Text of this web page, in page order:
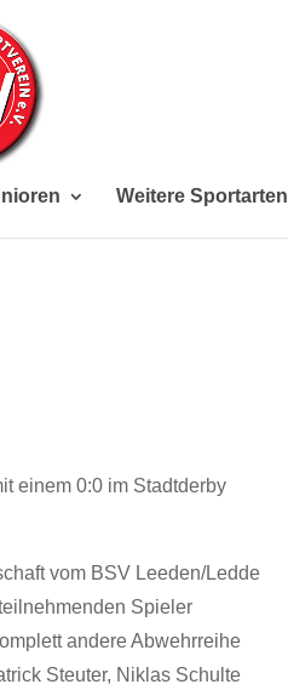
Weitere Sportarten
einem 0:0 im Stadtderby
vom BSV Leeden/Ledde
Spieler
andere Abwehrreihe
Steuter, Niklas Schulte